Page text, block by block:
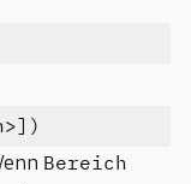
Bereich